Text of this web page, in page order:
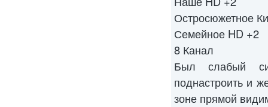
Остросюжетное
Семейное HD +2
8 Канал
Был слабый
поднастроить и
зоне прямой